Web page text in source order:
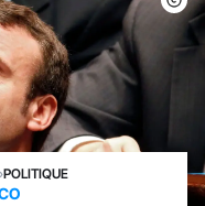
›POLITIQUE